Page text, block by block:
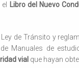
Libro del Nuevo
de Tránsito y
de Manuales de
vial que hayan